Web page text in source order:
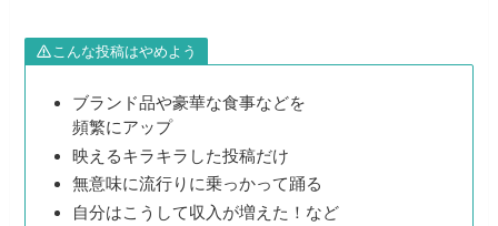
こんな投稿はやめよう
ブランド品や豪華な食事などを
頻繁にアップ
映えるキラキラした投稿だけ
無意味に流行りに乗っかって踊る
自分はこうして収入が増えた！など